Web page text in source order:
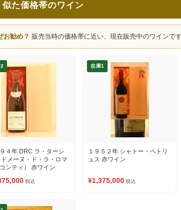
似た価格帯のワイン
お勧め？ 販売当時の価格帯に近い、現在販売中のワインです
４年 DRC ラ・ターシ
ドメーヌ・ド・ラ・ロマ
ンティ） 赤ワイン
税込
在庫1
１９５２年 シャトー・ペトリ
ュス 赤ワイン
¥1,375,000 税込